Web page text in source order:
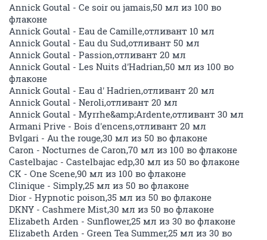
Annick Goutal - Ce soir ou jamais,50 мл из 100 во
флаконе
Annick Goutal - Eau de Camille,отливант 10 мл
Annick Goutal - Eau du Sud,отливант 50 мл
Annick Goutal - Passion,отливант 20 мл
Annick Goutal - Les Nuits d'Hadrian,50 мл из 100 во
флаконе
Annick Goutal - Eau d' Hadrien,отливант 20 мл
Annick Goutal - Neroli,отливант 20 мл
Annick Goutal - Myrrhe&amp;Ardente,отливант 30 мл
Armani Prive - Bois d'encens,отливант 20 мл
Bvlgari - Au the rouge,30 мл из 50 во флаконе
Caron - Nocturnes de Caron,70 мл из 100 во флаконе
Castelbajac - Castelbajac edp,30 мл из 50 во флаконе
CK - One Scene,90 мл из 100 во флаконе
Clinique - Simply,25 мл из 50 во флаконе
Dior - Hypnotic poison,35 мл из 50 во флаконе
DKNY - Cashmere Mist,30 мл из 50 во флаконе
Elizabeth Arden - Sunflower,25 мл из 30 во флаконе
Elizabeth Arden - Green Tea Summer,25 мл из 30 во